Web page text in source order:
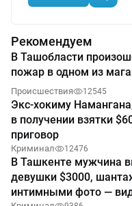
Рекомендуем
В Ташобласти
пожар в одном из
Происшествия 12545
Экс-хокиму
в получении взятки
приговор
Криминал 12476
В Ташкенте мужчина
девушки $3000,
интимными фото —